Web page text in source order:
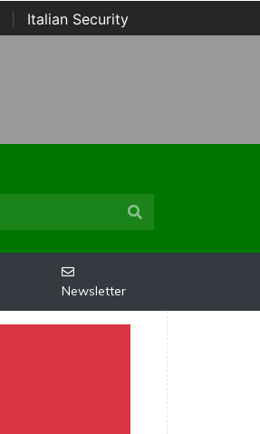
Italian Security
Newsletter